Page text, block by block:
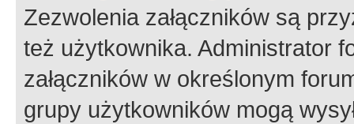
Zezwolenia załączników są
też użytkownika. Administrator
załączników w określonym
grupy użytkowników mogą